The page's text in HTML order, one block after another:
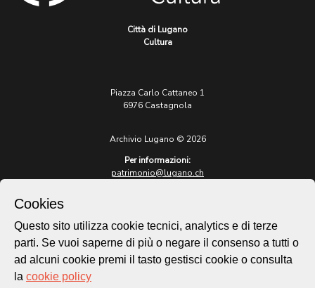
Città di Lugano
Cultura
Piazza Carlo Cattaneo 1
6976 Castagnola
Archivio Lugano © 2026
Per informazioni:
patrimonio@lugano.ch
lugano.ch
Cookie policy
Cookies
Questo sito utilizza cookie tecnici, analytics e di terze
parti. Se vuoi saperne di più o negare il consenso a tutti o
ad alcuni cookie premi il tasto gestisci cookie o consulta
la cookie policy